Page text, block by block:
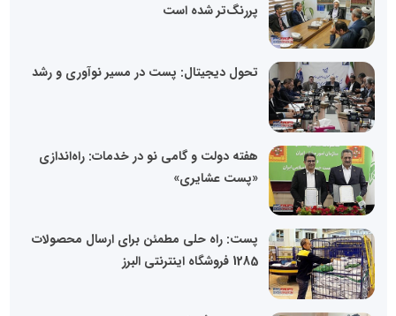
پررنگ‌تر شده است
تحول دیجیتال: پست در مسیر نوآوری و رشد
هفته دولت و گامی نو در خدمات: راه‌اندازی
«پست عشایری»
پست: راه حلی مطمئن برای ارسال محصولات
1285 فروشگاه اینترنتی البرز